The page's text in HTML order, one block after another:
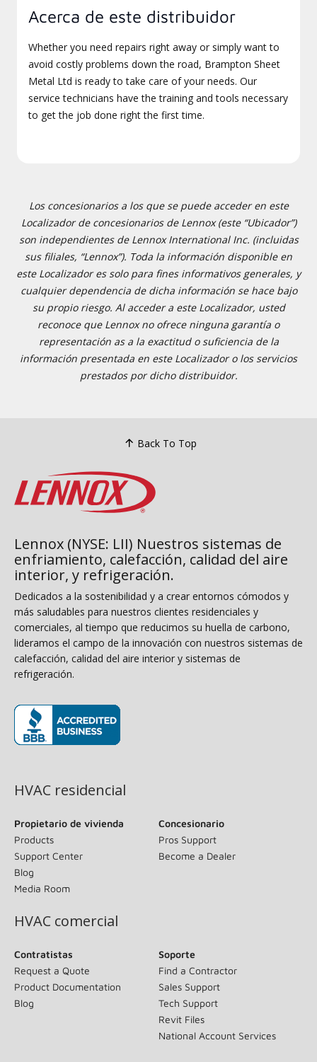
Acerca de este distribuidor
Whether you need repairs right away or simply want to
avoid costly problems down the road, Brampton Sheet
Metal Ltd is ready to take care of your needs. Our
service technicians have the training and tools necessary
to get the job done right the first time.
Los concesionarios a los que se puede acceder en este
Localizador de concesionarios de Lennox (este “Ubicador”)
son independientes de Lennox International Inc. (incluidas
sus filiales, “Lennox”). Toda la información disponible en
este Localizador es solo para fines informativos generales, y
cualquier dependencia de dicha información se hace bajo
su propio riesgo. Al acceder a este Localizador, usted
reconoce que Lennox no ofrece ninguna garantía o
representación as a la exactitud o suficiencia de la
información presentada en este Localizador o los servicios
prestados por dicho distribuidor.
Back To Top
Lennox (NYSE: LII) Nuestros sistemas de
enfriamiento, calefacción, calidad del aire
interior, y refrigeración.
Dedicados a la sostenibilidad y a crear entornos cómodos y
más saludables para nuestros clientes residenciales y
comerciales, al tiempo que reducimos su huella de carbono,
lideramos el campo de la innovación con nuestros sistemas de
calefacción, calidad del aire interior y sistemas de
refrigeración.
HVAC residencial
Propietario de vivienda
Products
Support Center
Blog
Media Room
Concesionario
Pros Support
Become a Dealer
HVAC comercial
Contratistas
Request a Quote
Product Documentation
Blog
Soporte
Find a Contractor
Sales Support
Tech Support
Revit Files
National Account Services